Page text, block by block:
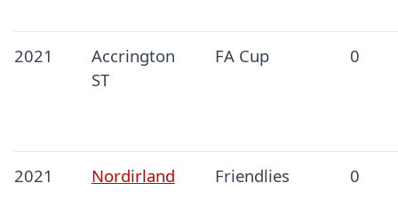
2021
Accrington
ST
FA Cup 0
2021 Nordirland Friendlies 0